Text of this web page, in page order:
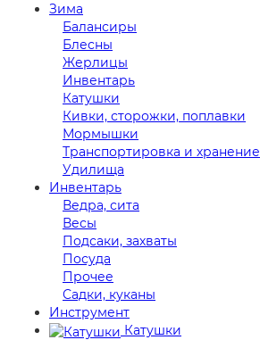
Зима
Балансиры
Блесны
Жерлицы
Инвентарь
Катушки
Кивки, сторожки, поплавки
Мормышки
Транспортировка и хранение
Удилища
Инвентарь
Ведра, сита
Весы
Подсаки, захваты
Посуда
Прочее
Садки, куканы
Инструмент
Катушки